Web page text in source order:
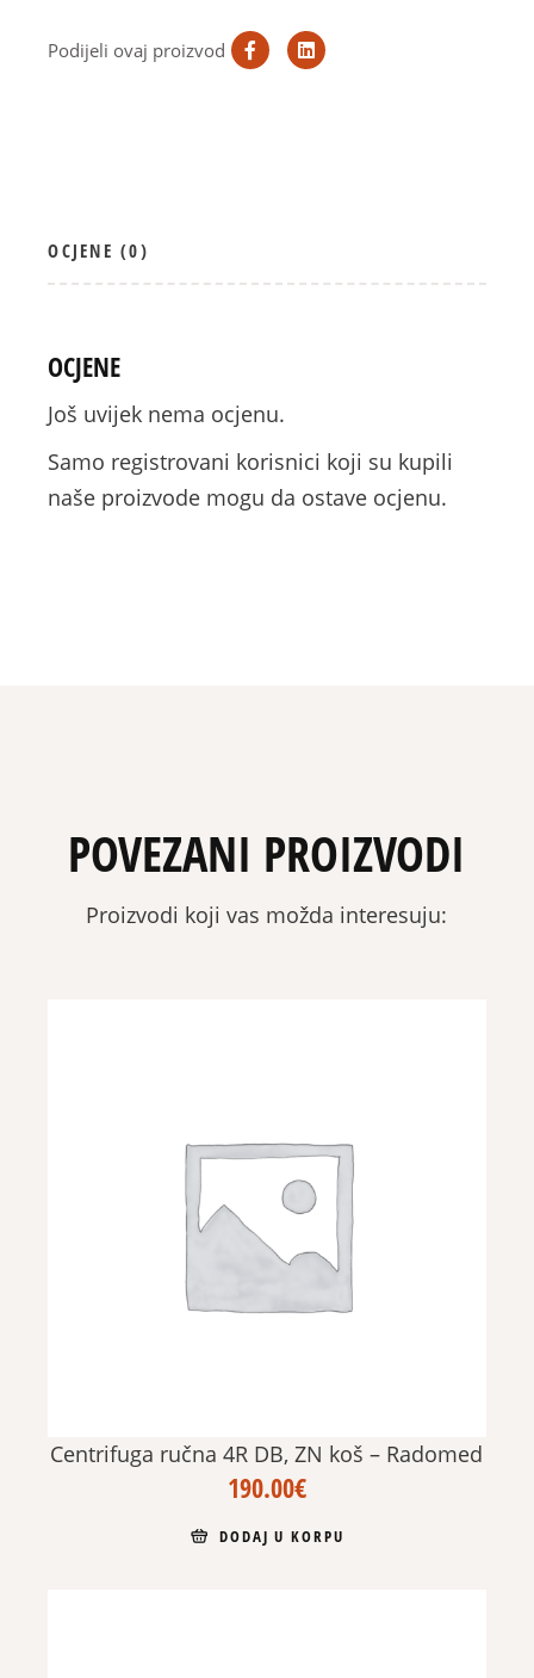
Podijeli ovaj proizvod
OCJENE (0)
OCJENE
Još uvijek nema ocjenu.
Samo registrovani korisnici koji su kupili
naše proizvode mogu da ostave ocjenu.
POVEZANI PROIZVODI
Proizvodi koji vas možda interesuju:
Centrifuga ručna 4R DB, ZN koš – Radomed
190.00€
DODAJ U KORPU